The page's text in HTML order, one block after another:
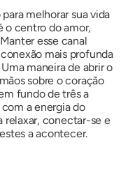
melhorar sua vida
o centro do amor,
esse canal
mais profunda
maneira de abrir o
sobre o coração
fundo de três a
a energia do
relaxar, conectar-se e
a acontecer.